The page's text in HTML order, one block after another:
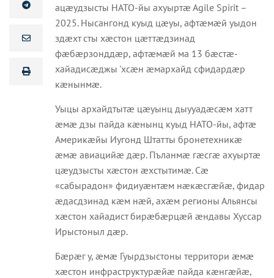
ацæудзысты НАТО-йы ахуыртæ Agile Spirit –
2025. Нысангонд куыд цæуы, афтæмæй уыдон
здæхт сты хæстон цæттæдзинад
фæбæрзонддæр, афтæмæй ма 13 бæстæ-
хайадисæджы 'хсæн æмархайд сфидардæр
кæнынмæ.
Уыцы архайдтытæ цæуынц дыууадæсæм хатт
æмæ дзы пайда кæнынц куыд НАТО-йы, афтæ
Америкæйы Иугонд Штатты бронетехникæ
æмæ авиацийæ дæр. Пъланмæ гæсгæ ахуыртæ
цæудзысты хæстон æхстытимæ. Сæ
«сабырадон» фидиуæнтæм нæкæсгæйæ, фидар
æдасдзинад кæм нæй, ахæм регионы Альянсы
хæстон хайадист бирæбæрцæй æндавы Хуссар
Ирыстоныл дæр.
Бæрæг у, æмæ Гуырдзыстоны территори æмæ
хæстон инфраструктурæйæ пайда кæнгæйæ,